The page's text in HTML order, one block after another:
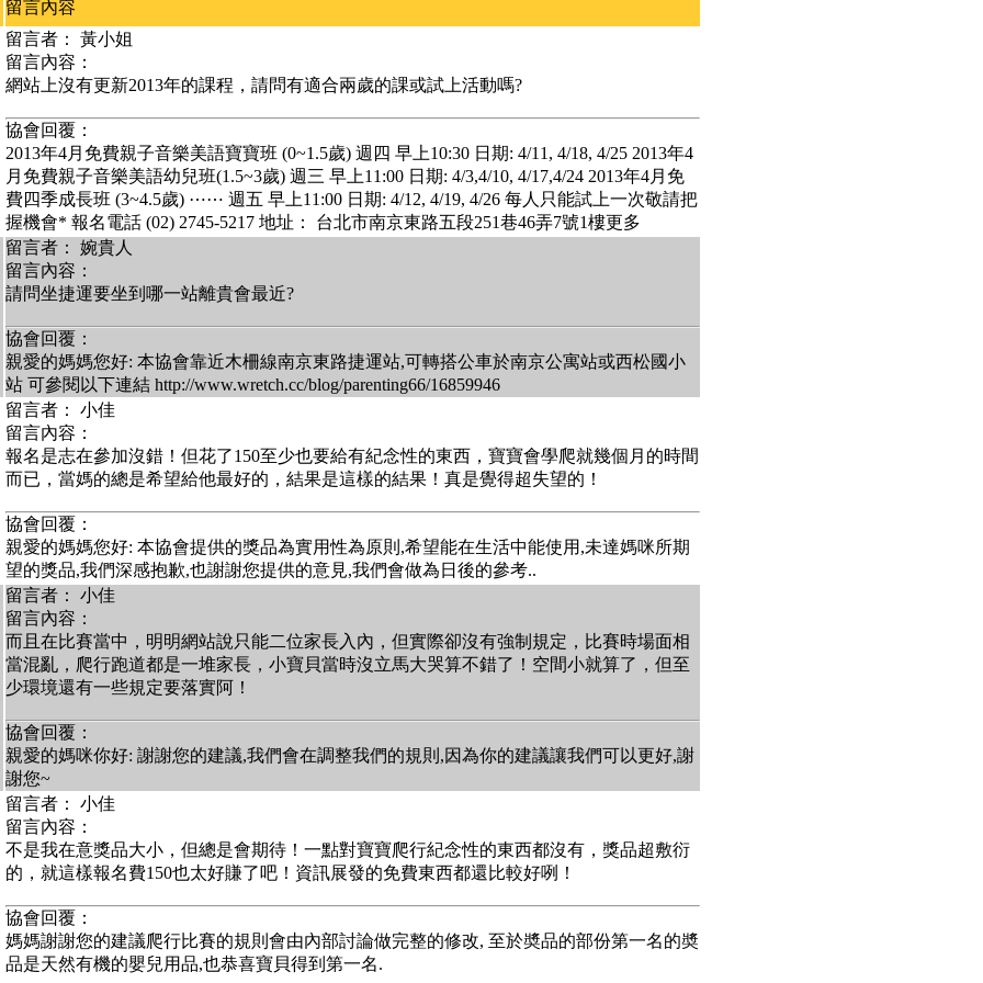
留言內容
留言者： 黃小姐
留言內容：
網站上沒有更新2013年的課程，請問有適合兩歲的課或試上活動嗎?
協會回覆：
2013年4月免費親子音樂美語寶寶班 (0~1.5歲) 週四 早上10:30 日期: 4/11, 4/18, 4/25 2013年4
月免費親子音樂美語幼兒班(1.5~3歲) 週三 早上11:00 日期: 4/3,4/10, 4/17,4/24 2013年4月免
費四季成長班 (3~4.5歲) ⋯⋯ 週五 早上11:00 日期: 4/12, 4/19, 4/26 每人只能試上一次敬請把
握機會* 報名電話 (02) 2745-5217 地址： 台北市南京東路五段251巷46弄7號1樓更多
留言者： 婉貴人
留言內容：
請問坐捷運要坐到哪一站離貴會最近?
協會回覆：
親愛的媽媽您好: 本協會靠近木柵線南京東路捷運站,可轉搭公車於南京公寓站或西松國小
站 可參閱以下連結 http://www.wretch.cc/blog/parenting66/16859946
留言者： 小佳
留言內容：
報名是志在參加沒錯！但花了150至少也要給有紀念性的東西，寶寶會學爬就幾個月的時間
而已，當媽的總是希望給他最好的，結果是這樣的結果！真是覺得超失望的！
協會回覆：
親愛的媽媽您好: 本協會提供的獎品為實用性為原則,希望能在生活中能使用,未達媽咪所期
望的獎品,我們深感抱歉,也謝謝您提供的意見,我們會做為日後的參考..
留言者： 小佳
留言內容：
而且在比賽當中，明明網站說只能二位家長入內，但實際卻沒有強制規定，比賽時場面相
當混亂，爬行跑道都是一堆家長，小寶貝當時沒立馬大哭算不錯了！空間小就算了，但至
少環境還有一些規定要落實阿！
協會回覆：
親愛的媽咪你好: 謝謝您的建議,我們會在調整我們的規則,因為你的建議讓我們可以更好,謝
謝您~
留言者： 小佳
留言內容：
不是我在意獎品大小，但總是會期待！一點對寶寶爬行紀念性的東西都沒有，獎品超敷衍
的，就這樣報名費150也太好賺了吧！資訊展發的免費東西都還比較好咧！
協會回覆：
媽媽謝謝您的建議爬行比賽的規則會由內部討論做完整的修改, 至於奬品的部份第一名的奬
品是天然有機的嬰兒用品,也恭喜寶貝得到第一名.